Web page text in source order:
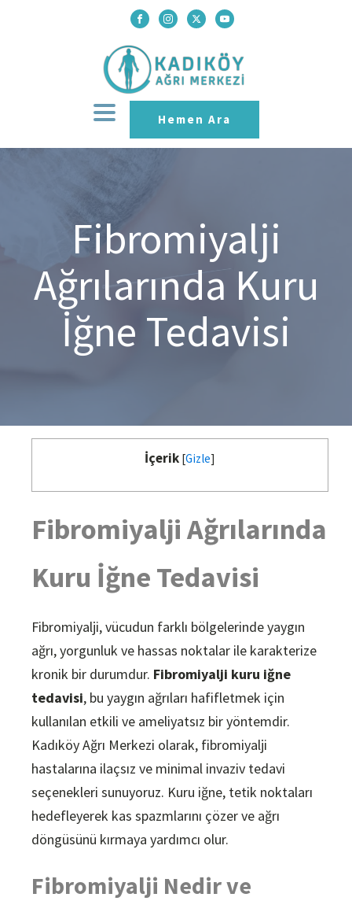
Hemen Ara
Fibromiyalji
Ağrılarında Kuru
İğne Tedavisi
İçerik [Gizle]
Fibromiyalji Ağrılarında
Kuru İğne Tedavisi
Fibromiyalji, vücudun farklı bölgelerinde yaygın
ağrı, yorgunluk ve hassas noktalar ile karakterize
kronik bir durumdur. Fibromiyalji kuru iğne
tedavisi, bu yaygın ağrıları hafifletmek için
kullanılan etkili ve ameliyatsız bir yöntemdir.
Kadıköy Ağrı Merkezi olarak, fibromiyalji
hastalarına ilaçsız ve minimal invaziv tedavi
seçenekleri sunuyoruz. Kuru iğne, tetik noktaları
hedefleyerek kas spazmlarını çözer ve ağrı
döngüsünü kırmaya yardımcı olur.
Fibromiyalji Nedir ve